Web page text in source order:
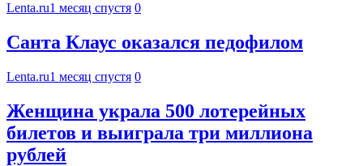
Lenta.ru1 месяц спустя 0
Санта Клаус оказался педофилом
Lenta.ru1 месяц спустя 0
Женщина украла 500 лотерейных
билетов и выиграла три миллиона
рублей